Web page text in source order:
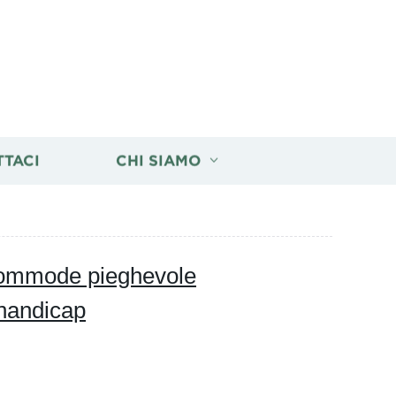
CHI SIAMO
pieghevole